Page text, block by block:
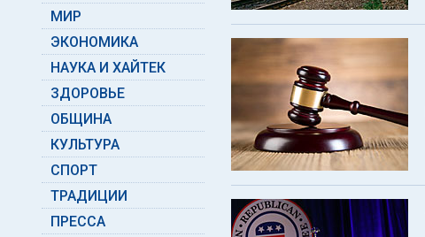
МИР
ЭКОНОМИКА
НАУКА И ХАЙТЕК
ЗДОРОВЬЕ
ОБЩИНА
КУЛЬТУРА
СПОРТ
ТРАДИЦИИ
ПРЕССА